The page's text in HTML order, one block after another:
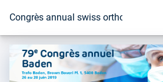
Vers la page d'accueil
Congrès annual swiss orthopaedics